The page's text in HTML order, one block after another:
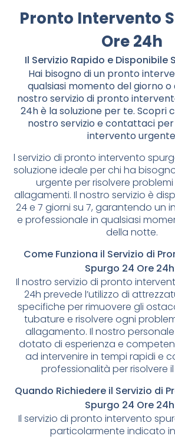
Pronto Intervento
Ore 24h
Il Servizio Rapido e Disponibile
Hai bisogno di un pronto
qualsiasi momento del giorno
nostro servizio di pronto
24h è la soluzione per te. Scopri
nostro servizio e contattaci
intervento
l servizio di pronto intervento
soluzione ideale per chi ha
urgente per risolvere
allagamenti. Il nostro servizio è
24 e 7 giorni su 7, garantendo un
e professionale in qualsiasi
della notte.
Come Funziona il Servizio di
Spurgo 24 Ore
Il nostro servizio di pronto
24h prevede l’utilizzo di
specifiche per rimuovere gli
tubature e risolvere ogni
allagamento. Il nostro
dotato di esperienza e
ad intervenire in tempi rapidi e
professionalità per risolvere
Quando Richiedere il Servizio di
Spurgo 24 Ore
Il servizio di pronto intervento
particolarmente indicato